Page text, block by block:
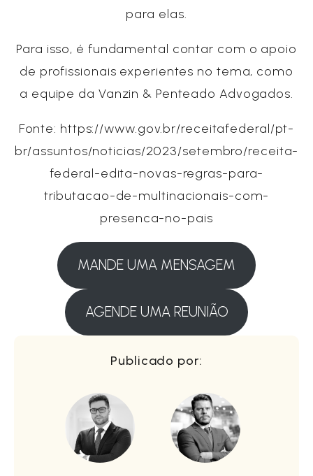
para elas.
Para isso, é fundamental contar com o apoio
de profissionais experientes no tema, como
a equipe da Vanzin & Penteado Advogados.
Fonte: https://www.gov.br/receitafederal/pt-
br/assuntos/noticias/2023/setembro/receita-
federal-edita-novas-regras-para-
tributacao-de-multinacionais-com-
presenca-no-pais
MANDE UMA MENSAGEM
AGENDE UMA REUNIÃO
Publicado por: